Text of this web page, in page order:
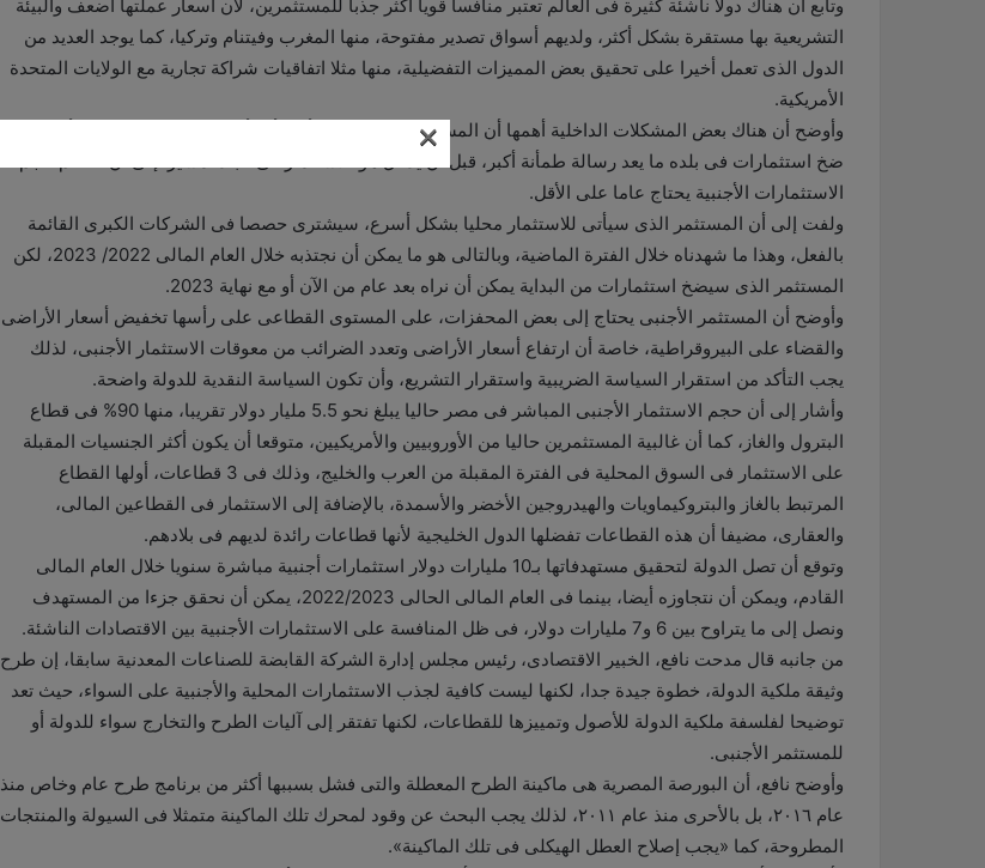
وتابع أن هناك دولا ناشئة كثيرة فى العالم تعتبر منافسا قويا أكثر جذبا للمستثمرين، لأن أسعار عملتها أضعف والبيئة
التشريعية بها مستقرة بشكل أكثر، ولديهم أسواق تصدير مفتوحة، منها المغرب وفيتنام وتركيا، كما يوجد العديد من
الدول الذى تعمل أخيرا على تحقيق بعض المميزات التفضيلية، منها مثلا اتفاقيات شراكة تجارية مع الولايات المتحدة
الأمريكية.
وأوضح أن هناك بعض المشكلات الداخلية أهمها أن المستثمر الأجنبى يريد أن يتأكد أن المستثمر المصرى بدأ هو الآخر
ضخ استثمارات فى بلده ما يعد رسالة طمأنة أكبر، قبل أن يدخل هو للاستثمار فى البلد، مشيرا إلى أن تعاظم حجم
الاستثمارات الأجنبية يحتاج عاما على الأقل.
ولفت إلى أن المستثمر الذى سيأتى للاستثمار محليا بشكل أسرع، سيشترى حصصا فى الشركات الكبرى القائمة
بالفعل، وهذا ما شهدناه خلال الفترة الماضية، وبالتالى هو ما يمكن أن نجتذبه خلال العام المالى 2022/ 2023، لكن
المستثمر الذى سيضخ استثمارات من البداية يمكن أن نراه بعد عام من الآن أو مع نهاية 2023.
وأوضح أن المستثمر الأجنبى يحتاج إلى بعض المحفزات، على المستوى القطاعى على رأسها تخفيض أسعار الأراضى
والقضاء على البيروقراطية، خاصة أن ارتفاع أسعار الأراضى وتعدد الضرائب من معوقات الاستثمار الأجنبى، لذلك
يجب التأكد من استقرار السياسة الضريبية واستقرار التشريع، وأن تكون السياسة النقدية للدولة واضحة.
وأشار إلى أن حجم الاستثمار الأجنبى المباشر فى مصر حاليا يبلغ نحو 5.5 مليار دولار تقريبا، منها 90% فى قطاع
البترول والغاز، كما أن غالبية المستثمرين حاليا من الأوروبيين والأمريكيين، متوقعا أن يكون أكثر الجنسيات المقبلة
على الاستثمار فى السوق المحلية فى الفترة المقبلة من العرب والخليج، وذلك فى 3 قطاعات، أولها القطاع
المرتبط بالغاز والبتروكيماويات والهيدروجين الأخضر والأسمدة، بالإضافة إلى الاستثمار فى القطاعين المالى،
والعقارى، مضيفا أن هذه القطاعات تفضلها الدول الخليجية لأنها قطاعات رائدة لديهم فى بلادهم.
وتوقع أن تصل الدولة لتحقيق مستهدفاتها بـ10 مليارات دولار استثمارات أجنبية مباشرة سنويا خلال العام المالى
القادم، ويمكن أن نتجاوزه أيضا، بينما فى العام المالى الحالى 2022/2023، يمكن أن نحقق جزءا من المستهدف
ونصل إلى ما يتراوح بين 6 و7 مليارات دولار، فى ظل المنافسة على الاستثمارات الأجنبية بين الاقتصادات الناشئة.
من جانبه قال مدحت نافع، الخبير الاقتصادى، رئيس مجلس إدارة الشركة القابضة للصناعات المعدنية سابقا، إن طرح
وثيقة ملكية الدولة، خطوة جيدة جدا، لكنها ليست كافية لجذب الاستثمارات المحلية والأجنبية على السواء، حيث تعد
توضيحا لفلسفة ملكية الدولة للأصول وتمييزها للقطاعات، لكنها تفتقر إلى آليات الطرح والتخارج سواء للدولة أو
للمستثمر الأجنبى.
وأوضح نافع، أن البورصة المصرية هى ماكينة الطرح المعطلة والتى فشل بسببها أكثر من برنامج طرح عام وخاص منذ
عام ٢٠١٦، بل بالأحرى منذ عام ٢٠١١، لذلك يجب البحث عن وقود لمحرك تلك الماكينة متمثلا فى السيولة والمنتجات
المطروحة، كما «يجب إصلاح العطل الهيكلى فى تلك الماكينة».
×